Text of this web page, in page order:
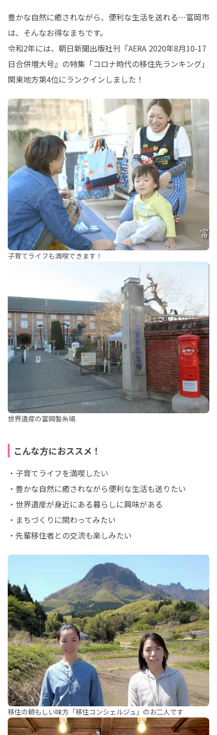
豊かな自然に癒されながら、便利な生活を送れる…富岡市
は、そんなお得なまちです。
令和2年には、朝日新聞出版社刊『AERA 2020年8月10-17
日合併増大号』の特集「コロナ時代の移住先ランキング」
関東地方第4位にランクインしました！
子育てライフも満喫できます！
世界遺産の富岡製糸場
こんな方におススメ！
・子育てライフを満喫したい
・豊かな自然に癒されながら便利な生活も送りたい
・世界遺産が身近にある暮らしに興味がある
・まちづくりに関わってみたい
・先輩移住者との交流も楽しみたい
移住の頼もしい味方「移住コンシェルジュ」のお二人です